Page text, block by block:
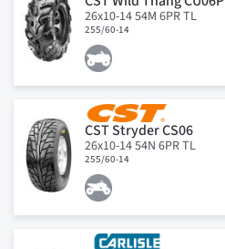
26x10-14 54M 6PR TL
255/60-14
CST Stryder CS06
26x10-14 54N 6PR TL
255/60-14